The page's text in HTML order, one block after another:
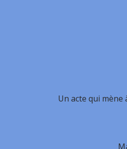
Un acte qui